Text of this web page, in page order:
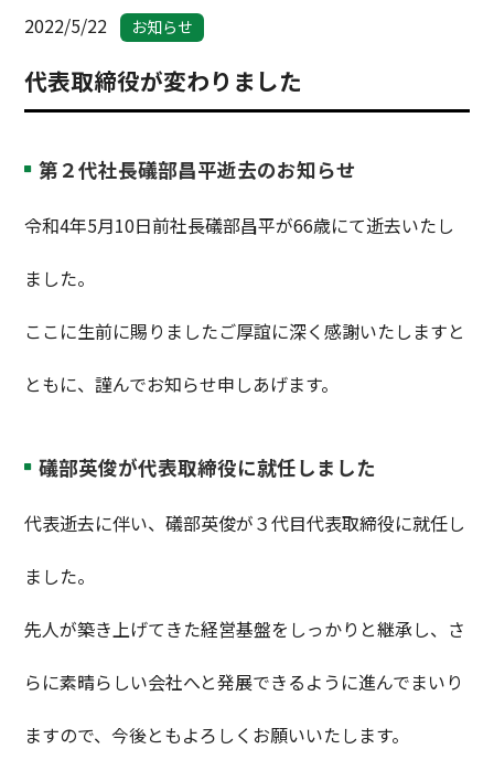
2022/5/22 お知らせ
代表取締役が変わりました
第２代社長礒部昌平逝去のお知らせ
令和4年5月10日前社長礒部昌平が66歳にて逝去いたし
ました。
ここに生前に賜りましたご厚誼に深く感謝いたしますと
ともに、謹んでお知らせ申しあげます。
礒部英俊が代表取締役に就任しました
代表逝去に伴い、礒部英俊が３代目代表取締役に就任し
ました。
先人が築き上げてきた経営基盤をしっかりと継承し、さ
らに素晴らしい会社へと発展できるように進んでまいり
ますので、今後ともよろしくお願いいたします。